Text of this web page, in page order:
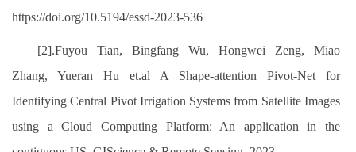
https://doi.org/10.5194/essd-2023-536
[2].Fuyou Tian, Bingfang Wu, Hongwei Zeng, Miao
Zhang, Yueran Hu et.al A Shape-attention Pivot-Net for
Identifying Central Pivot Irrigation Systems from Satellite Images
using a Cloud Computing Platform: An application in the